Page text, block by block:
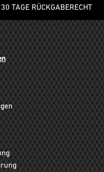
30 TAGE RÜCKGABERECHT